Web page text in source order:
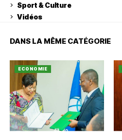
Sport & Culture
Vidéos
DANS LA MÊME CATÉGORIE
ECONOMIE